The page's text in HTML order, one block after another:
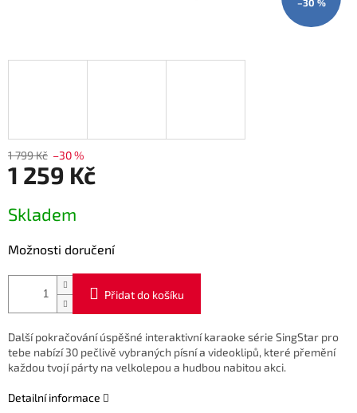
–30 %
1 799 Kč –30 %
1 259 Kč
cena:
Skladem
Možnosti doručení
Přidat do košíku
Další pokračování úspěšné interaktivní karaoke série SingStar pro
tebe nabízí 30 pečlivě vybraných písní a videoklipů, které přemění
každou tvojí párty na velkolepou a hudbou nabitou akci.
Detailní informace